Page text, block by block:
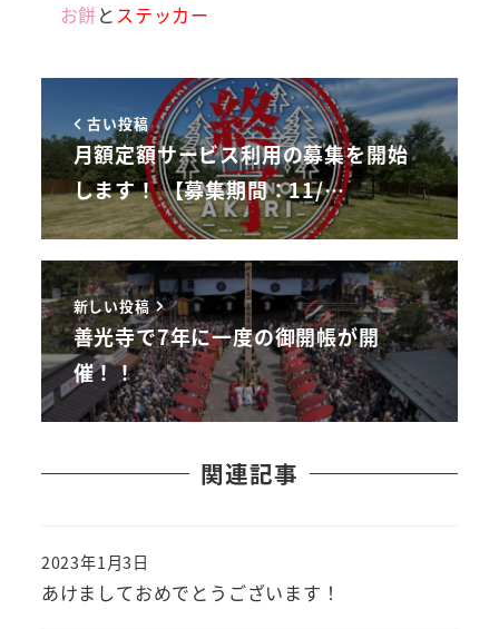
お餅とステッカー
古い投稿
月額定額サービス利用の募集を開始
します！ 【募集期間：11/…
新しい投稿
善光寺で7年に一度の御開帳が開
催！！
関連記事
あけましておめでとうございます！
2023年1月3日